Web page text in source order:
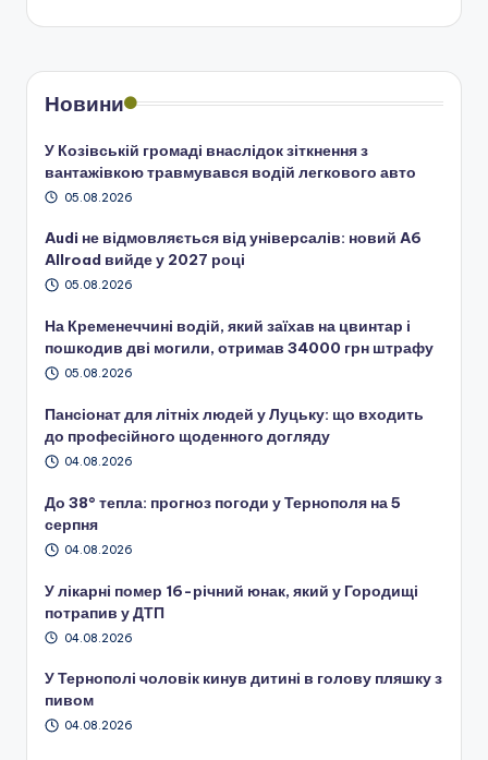
Новини
У Козівській громаді внаслідок зіткнення з
вантажівкою травмувався водій легкового авто
05.08.2026
Audi не відмовляється від універсалів: новий A6
Allroad вийде у 2027 році
05.08.2026
На Кременеччині водій, який заїхав на цвинтар і
пошкодив дві могили, отримав 34000 грн штрафу
05.08.2026
Пансіонат для літніх людей у Луцьку: що входить
до професійного щоденного догляду
04.08.2026
До 38° тепла: прогноз погоди у Тернополя на 5
серпня
04.08.2026
У лікарні помер 16-річний юнак, який у Городищі
потрапив у ДТП
04.08.2026
У Тернополі чоловік кинув дитині в голову пляшку з
пивом
04.08.2026